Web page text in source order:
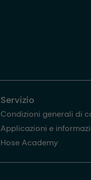
Servizio
Condizioni generali di
Applicazioni e
Hose Academy